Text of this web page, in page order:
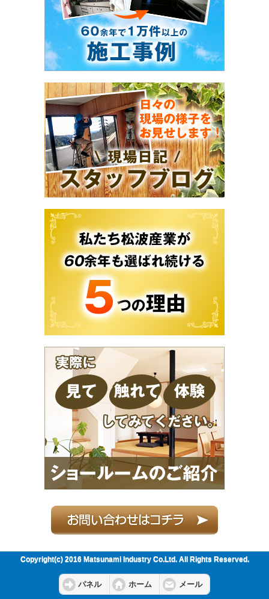
Copyright(c) 2016 Matsunami Industry Co.Ltd. All Rights Reserved.
パネル ホーム メール